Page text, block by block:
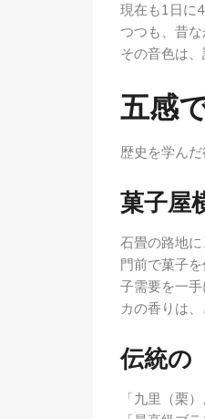
現在も1日に
つつも、昔
その音色は
五感
歴史を学ん
菓子屋
石畳の路地
門前で菓子
子需要を一
カの香りは
伝統の
「九里（栗